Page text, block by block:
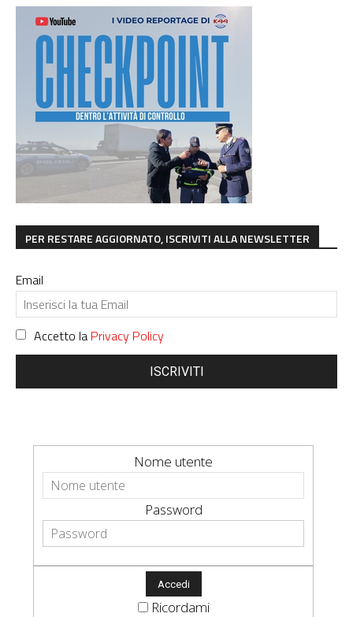
PER RESTARE AGGIORNATO, ISCRIVITI ALLA NEWSLETTER
Email
Accetto la Privacy Policy
ISCRIVITI
Nome utente
Password
Ricordami